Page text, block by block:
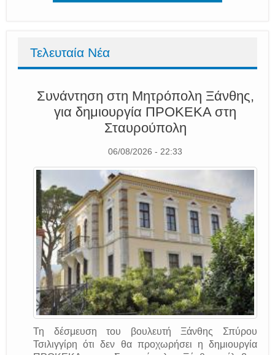
Τελευταία Νέα
Συνάντηση στη Μητρόπολη Ξάνθης,
για δημιουργία ΠΡΟΚΕΚΑ στη
Σταυρούπολη
06/08/2026 - 22:33
Τη δέσμευση του βουλευτή Ξάνθης Σπύρου
Τσιλιγγίρη ότι δεν θα προχωρήσει η δημιουργία